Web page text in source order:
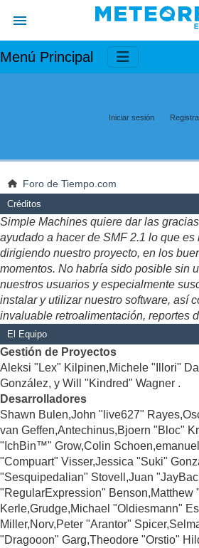
Menú Principal
Iniciar sesión
Foro de Tiempo.com
Créditos
Simple Machines quiere dar las
ayudado a hacer de SMF 2.1 lo que es
dirigiendo nuestro proyecto, en los
momentos. No habría sido posible sin
nuestros usuarios y especialmente
instalar y utilizar nuestro software, así
invaluable retroalimentación, reportes
El Equipo
Gestión de Proyectos
Aleksi "Lex" Kilpinen,Michele "Illori"
González, y Will "Kindred" Wagner .
Desarrolladores
Shawn Bulen,John "live627"
van Geffen,Antechinus,Bjoern "Bloc"
"IchBin™" Grow,Colin
"Compuart" Visser,Jessica "Suki"
"Sesquipedalian" Stovell,Juan
"RegularExpression" Benson,Matthew
Kerle,Grudge,Michael "Oldiesmann"
Miller,Norv,Peter "Arantor"
"Dragooon" Garg,Theodore "Orstio"